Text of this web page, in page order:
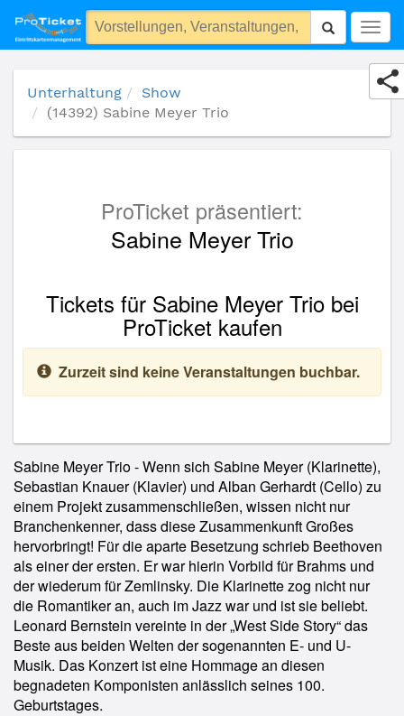
(14392) Sabine Meyer Trio
Unterhaltung
Show
(14392) Sabine Meyer Trio
ProTicket präsentiert:
Sabine Meyer Trio
Tickets für Sabine Meyer Trio bei
ProTicket kaufen
Zurzeit sind keine Veranstaltungen buchbar.
Sabine Meyer Trio - Wenn sich Sabine Meyer (Klarinette),
Sebastian Knauer (Klavier) und Alban Gerhardt (Cello) zu
einem Projekt zusammenschließen, wissen nicht nur
Branchenkenner, dass diese Zusammenkunft Großes
hervorbringt! Für die aparte Besetzung schrieb Beethoven
als einer der ersten. Er war hierin Vorbild für Brahms und
der wiederum für Zemlinsky. Die Klarinette zog nicht nur
die Romantiker an, auch im Jazz war und ist sie beliebt.
Leonard Bernstein vereinte in der „West Side Story“ das
Beste aus beiden Welten der sogenannten E- und U-
Musik. Das Konzert ist eine Hommage an diesen
begnadeten Komponisten anlässlich seines 100.
Geburtstages.